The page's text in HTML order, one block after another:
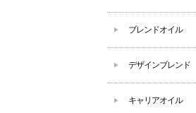
ブレンドオイル
デザインブレンド
キャリアオイル